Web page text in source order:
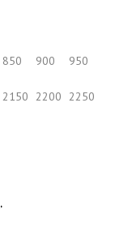
850 900
950
2150 2200 2250
.